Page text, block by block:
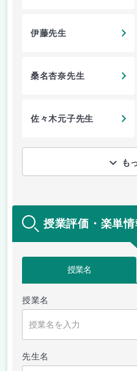
伊藤先生
桑名杏奈先生
佐々木元子先生
も
授業評価・楽単
授業名
授業名
先生名